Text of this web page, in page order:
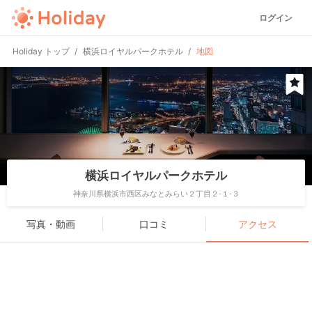
ログイン
Holiday トップ 横浜ロイヤルパークホテル 地図
横浜ロイヤルパークホテル
神奈川県横浜市西区みなとみらい２丁目２-１-３
写真・動画 口コミ アクセス